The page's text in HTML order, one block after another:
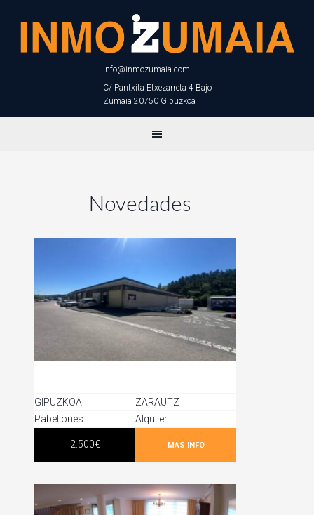
info@inmozumaia.com
C/ Pantxita Etxezarreta 4 Bajo
Zumaia 20750 Gipuzkoa
Novedades
GIPUZKOA
ZARAUTZ
Pabellones
Alquiler
2.500€ MAS INFO